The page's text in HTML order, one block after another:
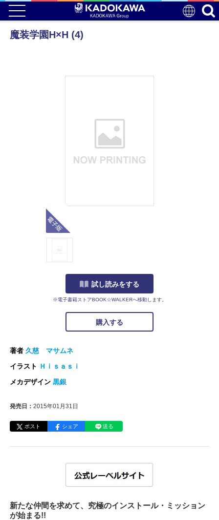
魔装学園H×H (4)
試し読みをする
※電子書籍ストアBOOK☆WALKERへ移動します。
購入する
著者 久慈 マサムネ
イラスト Ｈｉｓａｓｉ
メカデザイン 黒銀
発売日： 2015年01月31日
ポスト シェア 送る
新たな仲間を求めて、究極のインストール・ミッション
が始まる!!